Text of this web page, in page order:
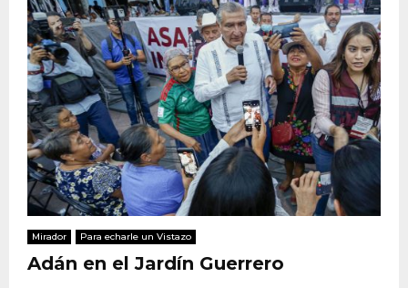
Mirador Para echarle un Vistazo
Adán en el Jardín Guerrero